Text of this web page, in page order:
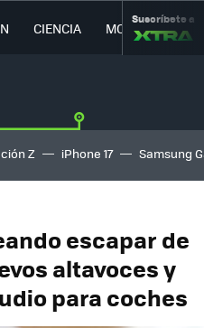
CIENCIA MOVILIDAD
Suscríbete a
Z iPhone 17 Samsung
escapar de
altavoces y
para coches